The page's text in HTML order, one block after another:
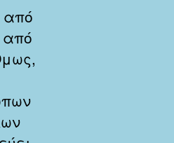
από
από